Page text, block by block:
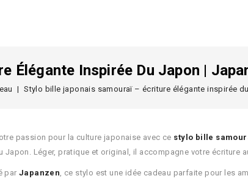
Élégante Inspirée Du Japon |
Stylo bille japonais samouraï – écriture élégante inspirée
passion pour la culture japonaise avec ce stylo bille
Japon. Léger, pratique et original, il accompagne votre écriture
par Japanzen, ce stylo est une idée cadeau parfaite pour les